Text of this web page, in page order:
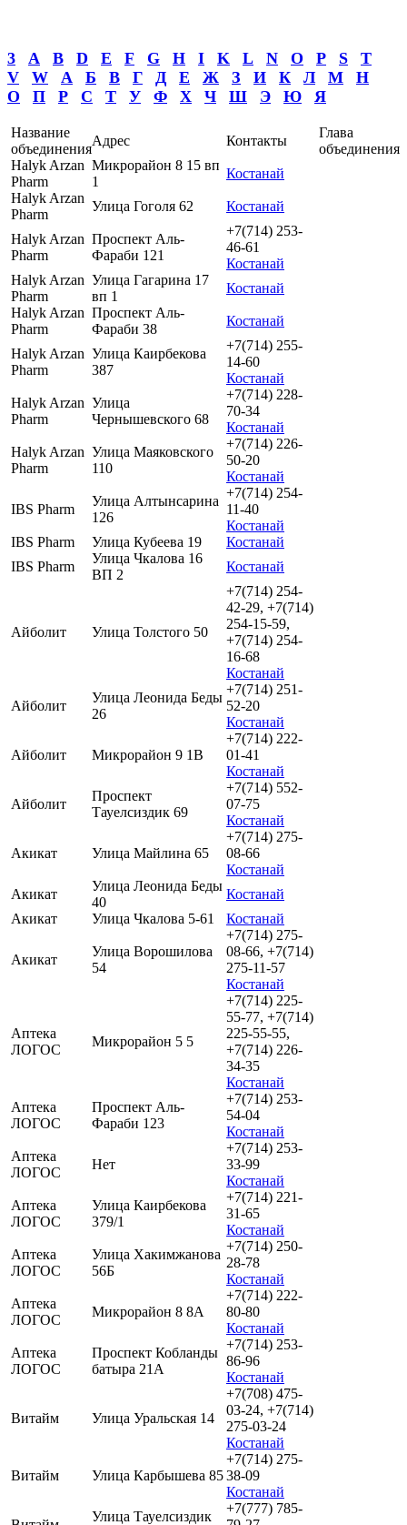
3 A B D E F G H I K L N O P S
T
V
W А Б В Г Д Е Ж З И К Л М
Н
О
П Р С Т У Ф Х Ч Ш Э Ю Я
Название
объединения
Адрес Контакты
Глава
объединения
Halyk Arzan
Pharm
Микрорайон 8 15 вп
1
Костанай
Halyk Arzan
Pharm
Улица Гоголя 62 Костанай
Halyk Arzan
Pharm
Проспект Аль-
Фараби 121
+7(714) 253-
46-61
Костанай
Halyk Arzan
Pharm
Улица Гагарина 17
вп 1
Костанай
Halyk Arzan
Pharm
Проспект Аль-
Фараби 38
Костанай
Halyk Arzan
Pharm
Улица Каирбекова
387
+7(714) 255-
14-60
Костанай
Halyk Arzan
Pharm
Улица
Чернышевского 68
+7(714) 228-
70-34
Костанай
Halyk Arzan
Pharm
Улица Маяковского
110
+7(714) 226-
50-20
Костанай
IBS Pharm
Улица Алтынсарина
126
+7(714) 254-
11-40
Костанай
IBS Pharm
Улица Кубеева 19
Костанай
IBS Pharm
Улица Чкалова 16
ВП 2
Костанай
Айболит Улица Толстого 50
+7(714) 254-
42-29, +7(714)
254-15-59,
+7(714) 254-
16-68
Костанай
Айболит
Улица Леонида Беды
26
+7(714) 251-
52-20
Костанай
Айболит Микрорайон 9 1В
+7(714) 222-
01-41
Костанай
Айболит
Проспект
Тауелсиздик 69
+7(714) 552-
07-75
Костанай
Акикат Улица Майлина 65
+7(714) 275-
08-66
Костанай
Акикат
Улица Леонида Беды
40
Костанай
Акикат
Улица Чкалова 5-61 Костанай
Акикат
Улица Ворошилова
54
+7(714) 275-
08-66, +7(714)
275-11-57
Костанай
Аптека
ЛОГОС
Микрорайон 5 5
+7(714) 225-
55-77, +7(714)
225-55-55,
+7(714) 226-
34-35
Костанай
Аптека
ЛОГОС
Проспект Аль-
Фараби 123
+7(714) 253-
54-04
Костанай
Аптека
ЛОГОС
Нет
+7(714) 253-
33-99
Костанай
Аптека
ЛОГОС
Улица Каирбекова
379/1
+7(714) 221-
31-65
Костанай
Аптека
ЛОГОС
Улица Хакимжанова
56Б
+7(714) 250-
28-78
Костанай
Аптека
ЛОГОС
Микрорайон 8 8А
+7(714) 222-
80-80
Костанай
Аптека
ЛОГОС
Проспект Кобланды
батыра 21А
+7(714) 253-
86-96
Костанай
Витайм Улица Уральская 14
+7(708) 475-
03-24, +7(714)
275-03-24
Костанай
Витайм Улица Карбышева 85
+7(714) 275-
38-09
Костанай
Улица Тауелсиздик
+7(777) 785-